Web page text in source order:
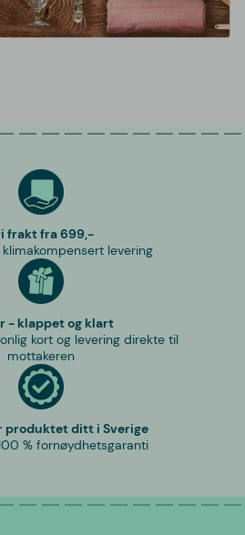
frakt fra 699,-
levering
- klappet og klart
kort og levering direkte til
mottakeren
produktet ditt i Sverige
% fornøydhetsgaranti